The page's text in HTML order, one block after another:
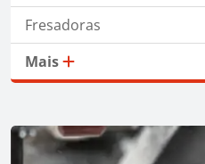
Fresadoras
Mais